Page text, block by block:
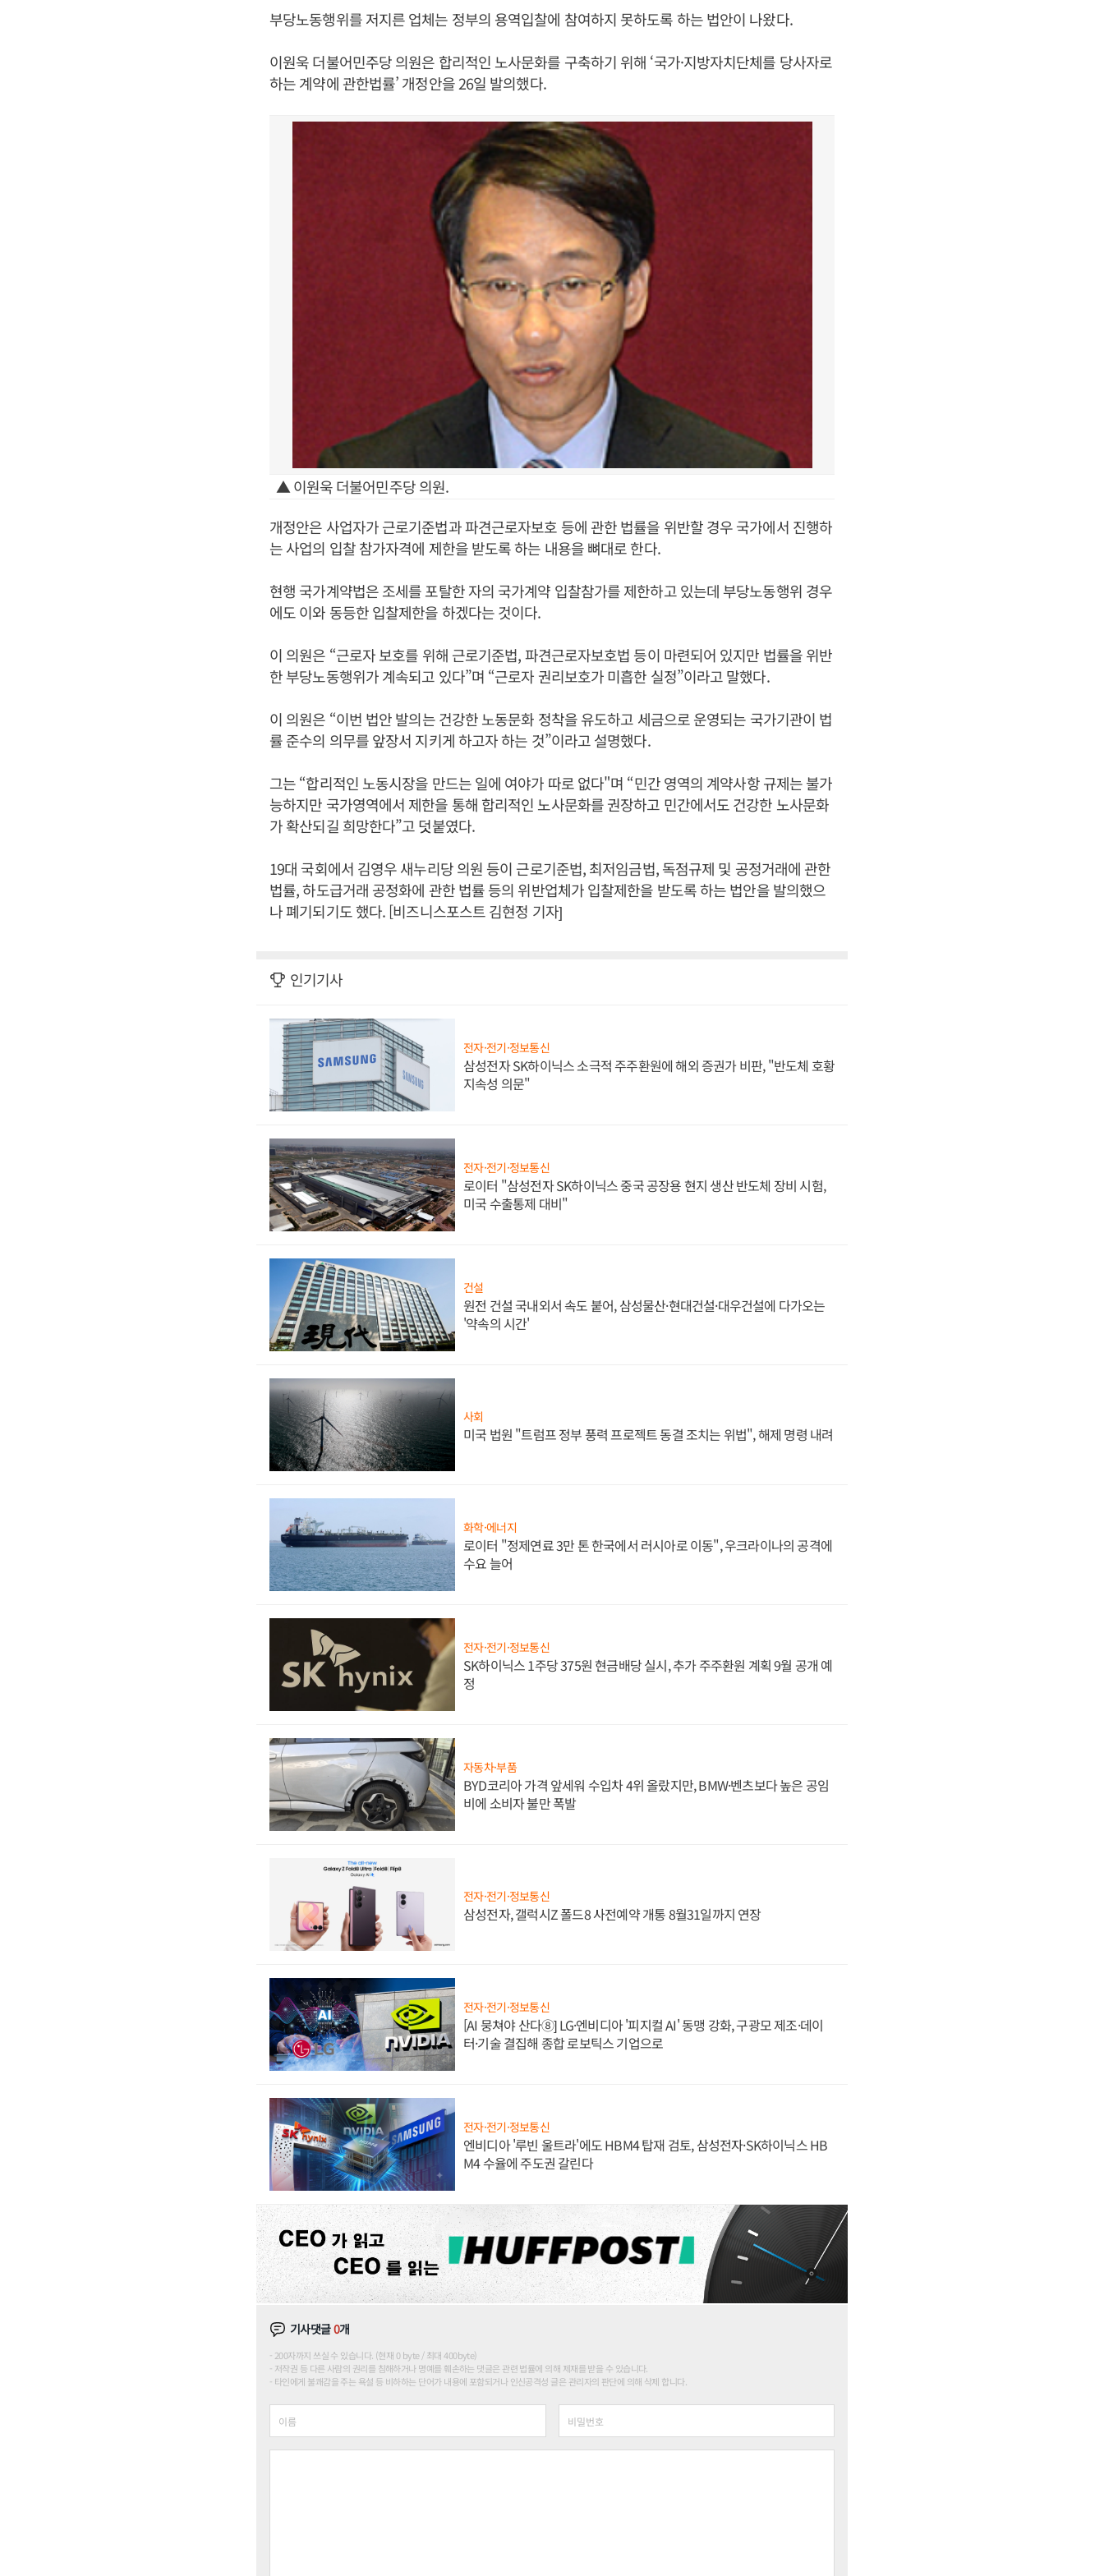
부당노동행위를 저지른 업체는 정부의 용역입찰에 참여하지 못하도록 하는 법안이 나왔다.
이원욱 더불어민주당 의원은 합리적인 노사문화를 구축하기 위해 ‘국가·지방자치단체를 당사자로
하는 계약에 관한법률’ 개정안을 26일 발의했다.
▲ 이원욱 더불어민주당 의원.
개정안은 사업자가 근로기준법과 파견근로자보호 등에 관한 법률을 위반할 경우 국가에서 진행하
는 사업의 입찰 참가자격에 제한을 받도록 하는 내용을 뼈대로 한다.
현행 국가계약법은 조세를 포탈한 자의 국가계약 입찰참가를 제한하고 있는데 부당노동행위 경우
에도 이와 동등한 입찰제한을 하겠다는 것이다.
이 의원은 “근로자 보호를 위해 근로기준법, 파견근로자보호법 등이 마련되어 있지만 법률을 위반
한 부당노동행위가 계속되고 있다”며 “근로자 권리보호가 미흡한 실정”이라고 말했다.
이 의원은 “이번 법안 발의는 건강한 노동문화 정착을 유도하고 세금으로 운영되는 국가기관이 법
률 준수의 의무를 앞장서 지키게 하고자 하는 것”이라고 설명했다.
그는 “합리적인 노동시장을 만드는 일에 여야가 따로 없다"며 “민간 영역의 계약사항 규제는 불가
능하지만 국가영역에서 제한을 통해 합리적인 노사문화를 권장하고 민간에서도 건강한 노사문화
가 확산되길 희망한다”고 덧붙였다.
19대 국회에서 김영우 새누리당 의원 등이 근로기준법, 최저임금법, 독점규제 및 공정거래에 관한
법률, 하도급거래 공정화에 관한 법률 등의 위반업체가 입찰제한을 받도록 하는 법안을 발의했으
나 폐기되기도 했다. [비즈니스포스트 김현정 기자]
인기기사
전자·전기·정보통신
삼성전자 SK하이닉스 소극적 주주환원에 해외 증권가 비판, "반도체 호황
지속성 의문"
전자·전기·정보통신
로이터 "삼성전자 SK하이닉스 중국 공장용 현지 생산 반도체 장비 시험,
미국 수출통제 대비"
건설
원전 건설 국내외서 속도 붙어, 삼성물산·현대건설·대우건설에 다가오는
'약속의 시간'
사회
미국 법원 "트럼프 정부 풍력 프로젝트 동결 조치는 위법", 해제 명령 내려
화학·에너지
로이터 "정제연료 3만 톤 한국에서 러시아로 이동", 우크라이나의 공격에
수요 늘어
전자·전기·정보통신
SK하이닉스 1주당 375원 현금배당 실시, 추가 주주환원 계획 9월 공개 예
정
자동차·부품
BYD코리아 가격 앞세워 수입차 4위 올랐지만, BMW·벤츠보다 높은 공임
비에 소비자 불만 폭발
전자·전기·정보통신
삼성전자, 갤럭시Z 폴드8 사전예약 개통 8월31일까지 연장
전자·전기·정보통신
[AI 뭉쳐야 산다⑧] LG·엔비디아 '피지컬 AI' 동맹 강화, 구광모 제조·데이
터·기술 결집해 종합 로보틱스 기업으로
전자·전기·정보통신
엔비디아 '루빈 울트라'에도 HBM4 탑재 검토, 삼성전자·SK하이닉스 HB
M4 수율에 주도권 갈린다
기사댓글0개
200자까지 쓰실 수 있습니다. (현재 0 byte / 최대 400byte)
저작권 등 다른 사람의 권리를 침해하거나 명예를 훼손하는 댓글은 관련 법률에 의해 제재를 받을 수 있습니다.
타인에게 불쾌감을 주는 욕설 등 비하하는 단어가 내용에 포함되거나 인신공격성 글은 관리자의 판단에 의해 삭제 합니다.